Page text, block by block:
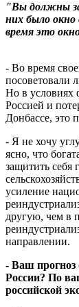
"Вы должны
них было
время это
- Во время
посоветовали
Но в условиях
Россией и
Донбассе, это
- Я не хочу
ясно, что
защитить себя
усиление
другую, чем в
направлении.
- Ваш прогноз
России? По
российской